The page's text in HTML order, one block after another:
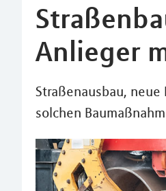
Anlieger
Straßenausbau,
solchen